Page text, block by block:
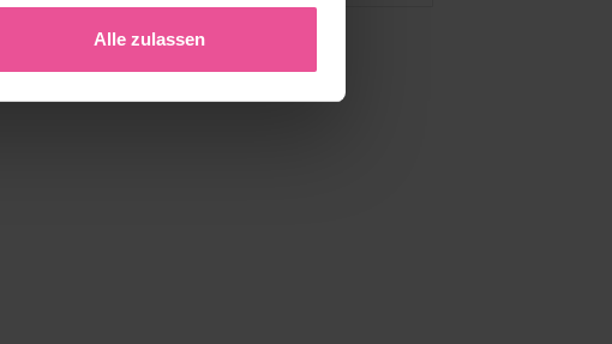
Alle zulassen